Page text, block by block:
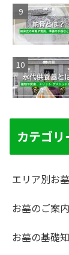
カテゴリ
エリア別お
お墓のご案
お墓の基礎